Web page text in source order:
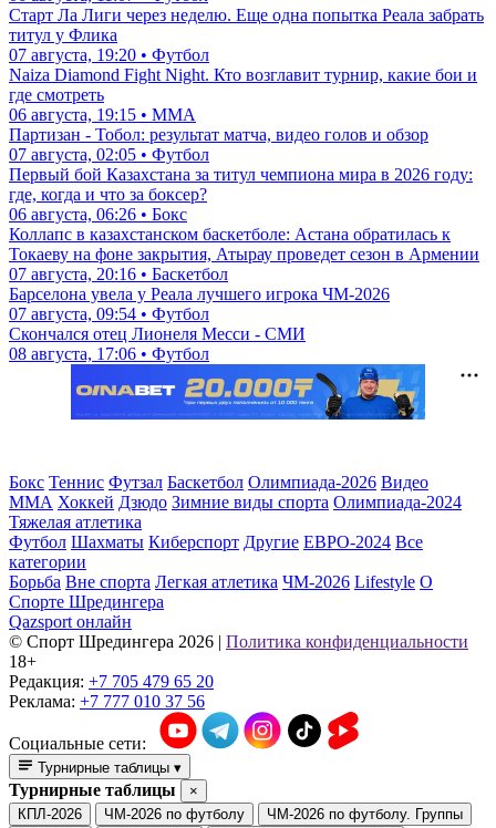
Старт Ла Лиги через неделю. Еще одна попытка Реала забрать
титул у Флика
07 августа, 19:20 • Футбол
Naiza Diamond Fight Night. Кто возглавит турнир, какие бои и
где смотреть
06 августа, 19:15 • ММА
Партизан - Тобол: результат матча, видео голов и обзор
07 августа, 02:05 • Футбол
Первый бой Казахстана за титул чемпиона мира в 2026 году:
где, когда и что за боксер?
06 августа, 06:26 • Бокс
Коллапс в казахстанском баскетболе: Астана обратилась к
Токаеву на фоне закрытия, Атырау проведет сезон в Армении
07 августа, 20:16 • Баскетбол
Барселона увела у Реала лучшего игрока ЧМ-2026
07 августа, 09:54 • Футбол
Скончался отец Лионеля Месси - СМИ
08 августа, 17:06 • Футбол
Бокс Теннис Футзал Баскетбол Олимпиада-2026 Видео
ММА Хоккей Дзюдо Зимние виды спорта Олимпиада-2024
Тяжелая атлетика
Футбол Шахматы Киберспорт Другие ЕВРО-2024 Все
категории
Борьба Вне спорта Легкая атлетика ЧМ-2026 Lifestyle О
Спорте Шредингера
Qazsport онлайн
© Cпорт Шредингера 2026 | Политика конфиденциальности
18+
Редакция: +7 705 479 65 20
Реклама: +7 777 010 37 56
Социальные сети:
Турнирные таблицы ▾
Турнирные таблицы
×
КПЛ-2026
ЧМ-2026 по футболу
ЧМ-2026 по футболу. Группы